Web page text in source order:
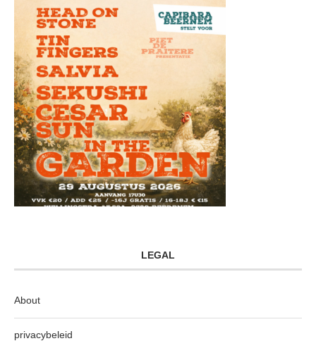
LEGAL
About
privacybeleid